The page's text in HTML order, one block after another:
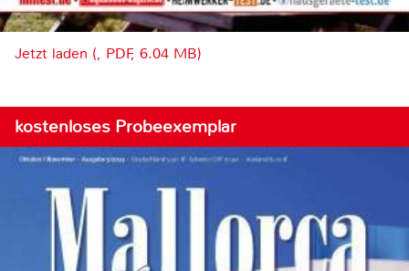
Jetzt laden (, PDF, 6.04 MB)
kostenloses Probeexemplar